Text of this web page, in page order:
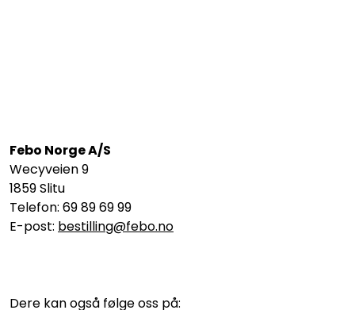
Febo Norge A/S
Wecyveien 9
1859 Slitu
Telefon: 69 89 69 99
E-post: bestilling@febo.no
Dere kan også følge oss på: